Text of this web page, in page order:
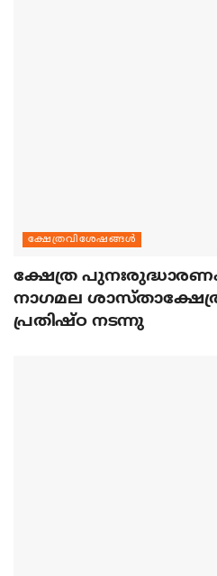
ക്ഷേത്രവിശേഷങ്ങള്‍
ക്ഷേത്ര പുനഃരുദ്ധാരണം:
നാഗമല
പ്രതിഷ്ഠ നടന്നു